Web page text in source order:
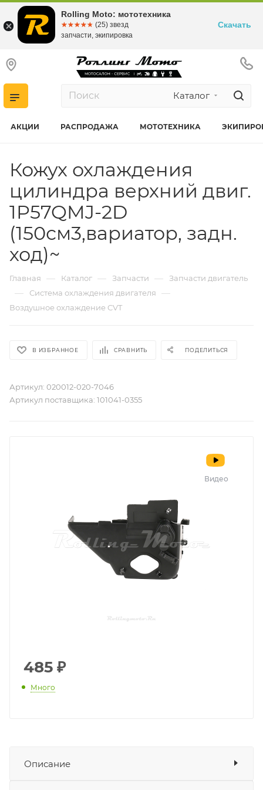
Каталог
АКЦИИ РАСПРОДАЖА МОТОТЕХНИКА
Кожух охлаждения
цилиндра верхний двиг.
1P57QMJ-2D
(150см3,вариатор, задн.
ход)~
Главная — Каталог — Запчасти — Запчасти двигатель
— Система охлаждения двигателя —
Воздушное охлаждение CVT
В ИЗБРАННОЕ СРАВНИТЬ ПОДЕЛИТЬСЯ
Артикул: 020012-020-7046
Артикул поставщика: 101041-0355
Видео
485 ₽
Много
Описание
Rolling Moto: мототехника
☆☆☆☆☆
★★★★★ (25) звезд
запчасти, экипировка
Скачать